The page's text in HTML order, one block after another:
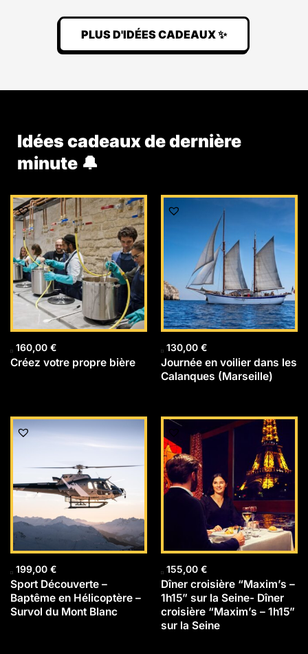
PLUS D'IDÉES CADEAUX ✨
Idées cadeaux de dernière
minute 🔔
160,00 €
Créez votre propre bière
130,00 €
Journée en voilier dans les
Calanques (Marseille)
199,00 €
Sport Découverte –
Baptême en Hélicoptère –
Survol du Mont Blanc
155,00 €
Dîner croisière “Maxim’s –
1h15” sur la Seine- Dîner
croisière “Maxim’s – 1h15”
sur la Seine